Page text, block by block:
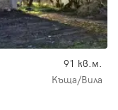
91 кв.м.
Къща/Вила